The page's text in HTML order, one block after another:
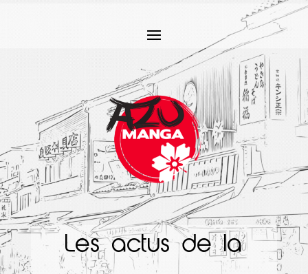
Les actus de la